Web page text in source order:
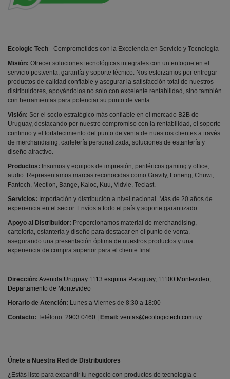
Ecologic Tech - Comprometidos con la Excelencia en Servicio y Tecnología
Misión: Ofrecer soluciones tecnológicas integrales con un enfoque en el
servicio postventa, garantía y soporte técnico. Nos esforzamos por entregar
productos de calidad confiable y asegurar la satisfacción total de nuestros
distribuidores, apoyándolos no solo con excelente rentabilidad, sino también
con herramientas para potenciar su punto de venta.
Visión: Ser el socio estratégico más confiable en el mercado B2B de
Uruguay, destacando por nuestro compromiso con la rentabilidad, el soporte
continuo y el fortalecimiento del punto de venta de nuestros clientes a través
de merchandising, cartelería personalizada, soluciones de estantería y
diseño atractivo.
Productos: Insumos y equipos de impresión, periféricos gaming y office,
audio. Representamos marcas reconocidas como Gravity, Foneng, Chuwi,
Fantech, Meetion, Bange, Kaloc, Kuu, Vidvie, Teclast.
Servicios: Importación y distribución a nivel nacional. Más de 20 años de
experiencia en el sector. Envíos a todo el país y soporte garantizado.
Apoyo al Distribuidor: Proporcionamos material de merchandising,
cartelería, estantería y diseño para destacar en el punto de venta,
asegurando una presentación óptima de nuestros productos y una
experiencia de compra superior para el cliente final.
Dirección: Avenida Uruguay 1113 esquina Paraguay, 11100 Montevideo,
Departamento de Montevideo
Horario de Atención: Lunes a Viernes de 8:30 a 18:00
Contacto: Teléfono: 2903 0460 | Email: ventas@ecologictech.com.uy
Únete a Nuestra Red de Distribuidores
¿Estás listo para expandir tu negocio con productos de tecnología e